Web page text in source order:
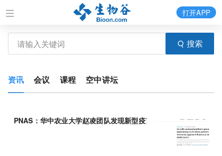
搜索
打开APP
资讯 会议 课程 空中讲坛
PNAS：华中农业大学赵凌团队发现新型疫苗技术经鼻一针，即可